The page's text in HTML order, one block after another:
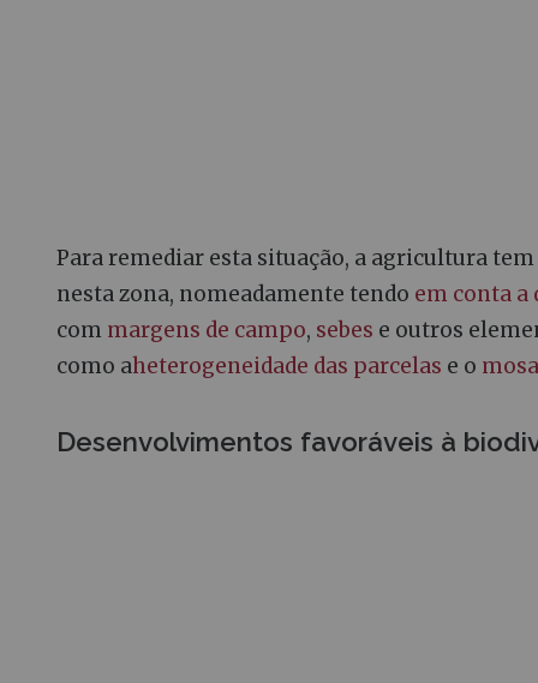
Para remediar esta situação, a agricultura
nesta zona, nomeadamente tendo em conta a
com margens de campo, sebes e outros
como aheterogeneidade das parcelas e o
Desenvolvimentos favoráveis à